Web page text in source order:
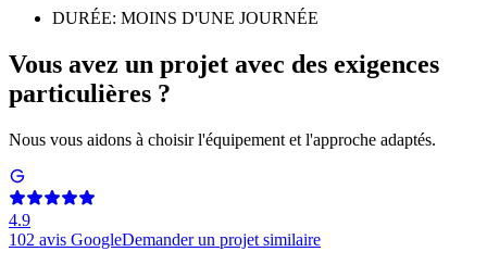
DURÉE: MOINS D'UNE JOURNÉE
Vous avez un projet avec des exigences
particulières ?
Nous vous aidons à choisir l'équipement et l'approche adaptés.
4.9
102 avis GoogleDemander un projet similaire